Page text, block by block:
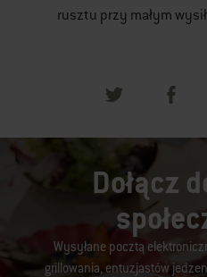
rusztu przy małym
Dołącz
Wysyłane pocztą
grillowania, entuzjastów